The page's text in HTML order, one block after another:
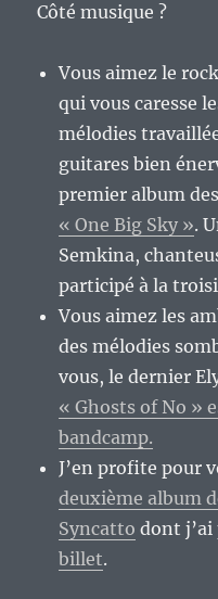
Côté musique ?
Vous aimez le
qui vous caresse
mélodies
guitares bien
premier album
« One Big Sky ».
Semkina,
participé à la
Vous aimez les
des mélodies
vous, le dernier
« Ghosts of No »
bandcamp.
J’en profite pour
deuxième album
Syncatto dont
billet.